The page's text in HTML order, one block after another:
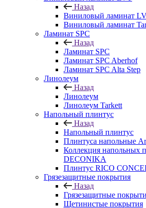
Назад
Виниловый ламинат
Виниловый ламинат
Ламинат SPC
Назад
Ламинат SPC
Ламинат SPC Aberhof
Ламинат SPC Alta Step
Линолеум
Назад
Линолеум
Линолеум Tarkett
Напольный плинтус
Назад
Напольный плинтус
Плинтуса напольные
Коллекция напольных
DECONIKA
Плинтус RICO
Грязезащитные покрытия
Назад
Грязезащитные
Щетинистые покрытия